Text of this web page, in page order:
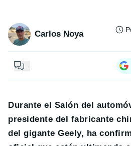
Carlos Noya
Durante el Salón del
presidente del fabricante
del gigante Geely, ha